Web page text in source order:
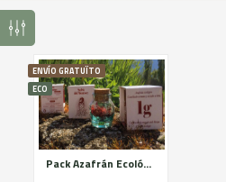
ENVÍO GRATUÏTO
ECO
Pack Azafrán Ecológico